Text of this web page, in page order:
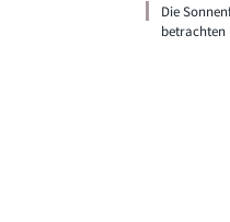
Die
betrachten